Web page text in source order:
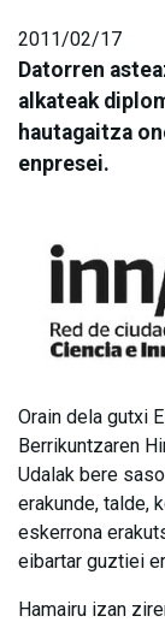
2011/02/17
Datorren
alkateak
hautagaitza
enpresei.
Orain dela gutxi
Berrikuntzaren
Udalak bere
erakunde, talde,
eskerrona
eibartar guztiei
Hamairu izan